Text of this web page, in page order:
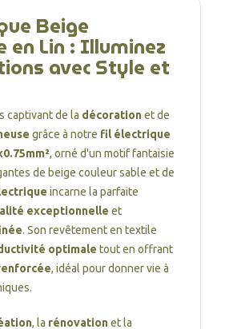
Beige
en Lin : Illuminez
avec Style et
captivant de la décorationet de
grâce à notre fil électrique
, orné d'un motif fantaisie
de beige couleur sable et de
incarne la parfaite
exceptionnelle et
. Son revêtement en textile
optimale tout en offrant
, idéal pour donner vie à
, la rénovationet la